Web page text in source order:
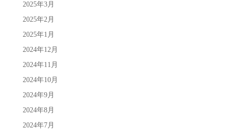
2025年3月
2025年2月
2025年1月
2024年12月
2024年11月
2024年10月
2024年9月
2024年8月
2024年7月